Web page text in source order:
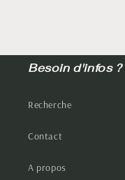
Besoin d'infos
Recherche
Contact
A propos